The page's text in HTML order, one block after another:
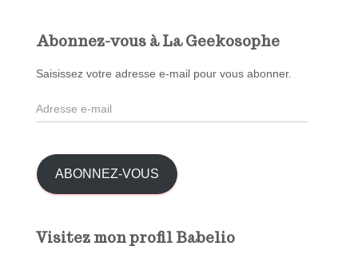
c
e
r
Abonnez-vous à La Geekosophe
Saisissez votre adresse e-mail pour vous abonner.
A
d
s
s
ABONNEZ-VOUS
Visitez mon profil Babelio